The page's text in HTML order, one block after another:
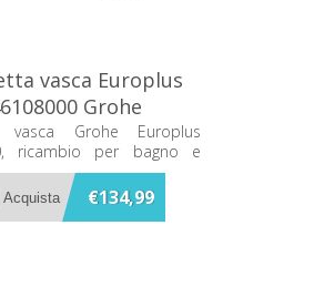
vasca Europlus
Grohe
vasca Grohe Europlus
ricambio per bagno e
€134,99